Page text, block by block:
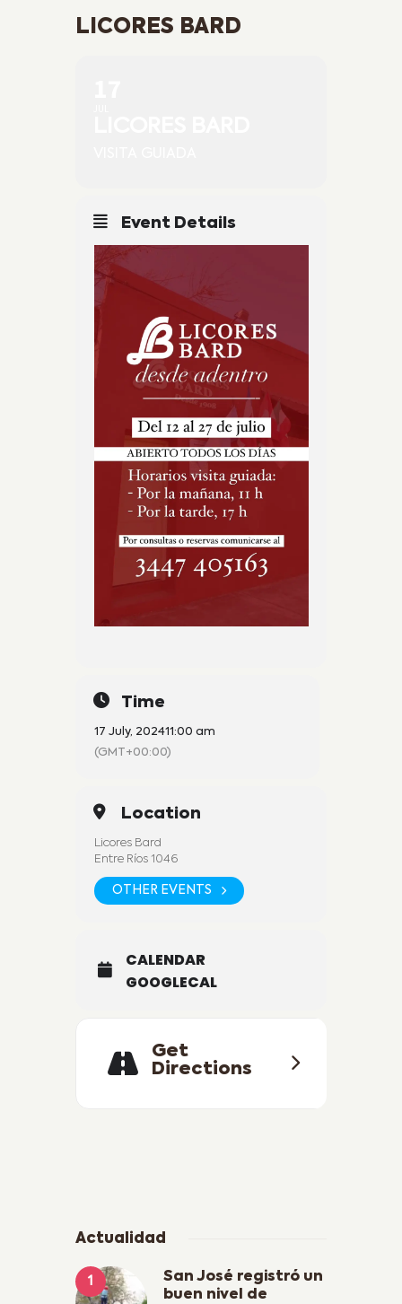
LICORES BARD
Event Details
Time
17 July, 202411:00 am
(GMT+00:00)
Location
Licores Bard
Entre Ríos 1046
OTHER EVENTS
CALENDAR
GOOGLECAL
Get
Directions
Actualidad
San José registró un
buen nivel de